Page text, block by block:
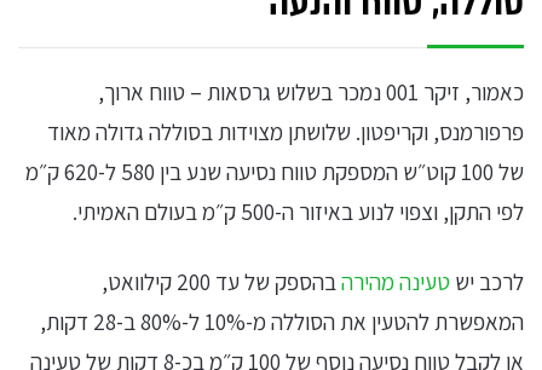
כאמור, זיקר 001 נמכר בשלוש גרסאות – טווח ארוך,
פרפורמנס, וקריפטון. שלושתן מצוידות בסוללה גדולה מאוד
של 100 קוט״ש המספקת טווח נסיעה שנע בין 580 ל-620 ק״מ
לפי התקן, וצפוי לנוע באיזור ה-500 ק״מ בעולם האמיתי.
לרכב יש טעינה מהירה
בהספק של עד 200 קילוואט,
המאפשרת להטעין את הסוללה מ-10% ל-80% ב-28 דקות,
או לקבל טווח נסיעה נוסף של 100 ק״מ בכ-8 דקות של טעינה